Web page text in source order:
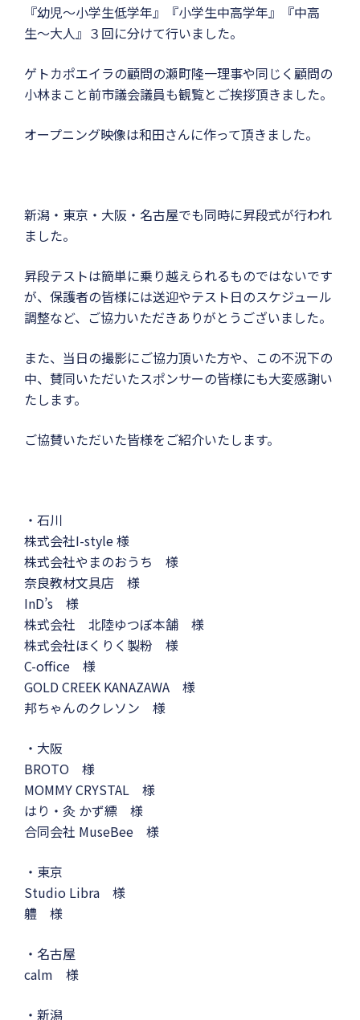
『幼児〜小学生低学年』『小学生中高学年』『中高
生〜大人』３回に分けて行いました。
ゲトカポエイラの顧問の瀬町隆一理事や同じく顧問の
小林まこと前市議会議員も観覧とご挨拶頂きました。
オープニング映像は和田さんに作って頂きました。
新潟・東京・大阪・名古屋でも同時に昇段式が行われ
ました。
昇段テストは簡単に乗り越えられるものではないです
が、保護者の皆様には送迎やテスト日のスケジュール
調整など、ご協力いただきありがとうございました。
また、当日の撮影にご協力頂いた方や、この不況下の
中、賛同いただいたスポンサーの皆様にも大変感謝い
たします。
ご協賛いただいた皆様をご紹介いたします。
・石川
株式会社I-style 様
株式会社やまのおうち 様
奈良教材文具店 様
InD’s 様
株式会社 北陸ゆつぼ本舗 様
株式会社ほくりく製粉 様
C-office 様
GOLD CREEK KANAZAWA 様
邦ちゃんのクレソン 様
・大阪
BROTO 様
MOMMY CRYSTAL 様
はり・灸 かず縹 様
合同会社 MuseBee 様
・東京
Studio Libra 様
軆 様
・名古屋
calm 様
・新潟